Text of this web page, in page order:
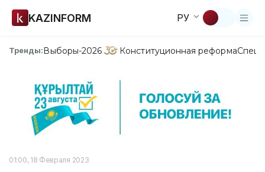
KAZINFORM РУ
Тренды:Выборы-2026 Конституционная реформа
01:00, 18 Февраля 2023